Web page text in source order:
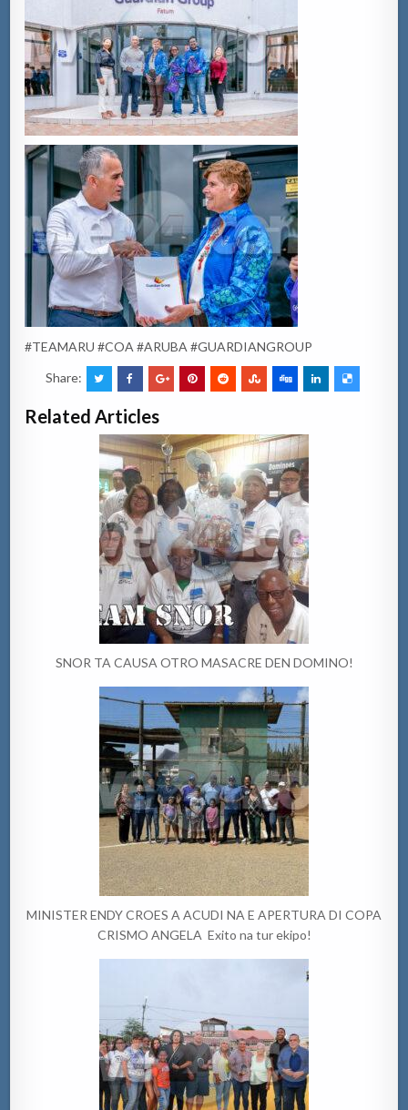
#TEAMARU #COA #ARUBA #GUARDIANGROUP
Share:
Related Articles
SNOR TA CAUSA OTRO MASACRE DEN DOMINO!
MINISTER ENDY CROES A ACUDI NA E APERTURA DI COPA
CRISMO ANGELA Exito na tur ekipo!